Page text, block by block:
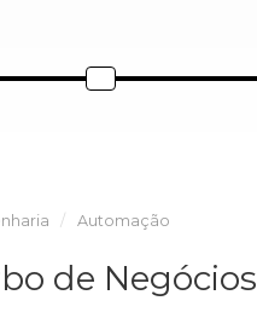
Automação
de Negócios